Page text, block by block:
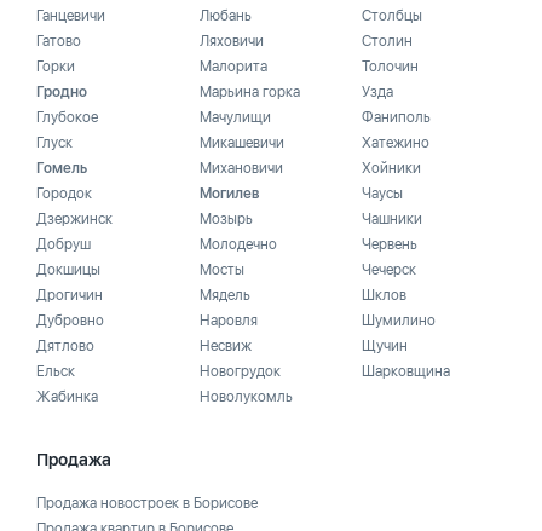
Ганцевичи
Гатово
Горки
Гродно
Глубокое
Глуск
Гомель
Городок
Дзержинск
Добруш
Докшицы
Дрогичин
Дубровно
Дятлово
Ельск
Жабинка
Любань
Ляховичи
Малорита
Марьина горка
Мачулищи
Микашевичи
Михановичи
Могилев
Мозырь
Молодечно
Мосты
Мядель
Наровля
Несвиж
Новогрудок
Новолукомль
Столбцы
Столин
Толочин
Узда
Фаниполь
Хатежино
Хойники
Чаусы
Чашники
Червень
Чечерск
Шклов
Шумилино
Щучин
Шарковщина
Продажа
Продажа новостроек в Борисове